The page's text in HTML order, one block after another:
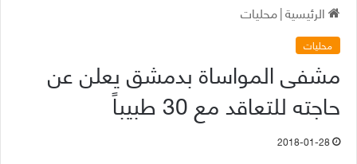
الرئيسية|محليات
محليات
مشفى المواساة بدمشق يعلن عن
حاجته للتعاقد مع 30 طبيباً
2018-01-28